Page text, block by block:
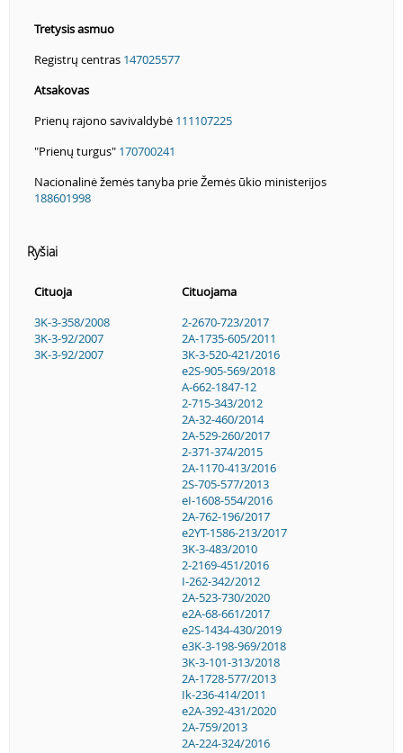
Tretysis asmuo
Registrų centras 147025577
Atsakovas
Prienų rajono savivaldybė 111107225
"Prienų turgus" 170700241
Nacionalinė žemės tanyba prie Žemės ūkio ministerijos
188601998
Ryšiai
Cituoja
Cituojama
3K-3-358/2008
3K-3-92/2007
3K-3-92/2007
2-2670-723/2017
2A-1735-605/2011
3K-3-520-421/2016
e2S-905-569/2018
A-662-1847-12
2-715-343/2012
2A-32-460/2014
2A-529-260/2017
2-371-374/2015
2A-1170-413/2016
2S-705-577/2013
eI-1608-554/2016
2A-762-196/2017
e2YT-1586-213/2017
3K-3-483/2010
2-2169-451/2016
I-262-342/2012
2A-523-730/2020
e2A-68-661/2017
e2S-1434-430/2019
e3K-3-198-969/2018
3K-3-101-313/2018
2A-1728-577/2013
Ik-236-414/2011
e2A-392-431/2020
2A-759/2013
2A-224-324/2016